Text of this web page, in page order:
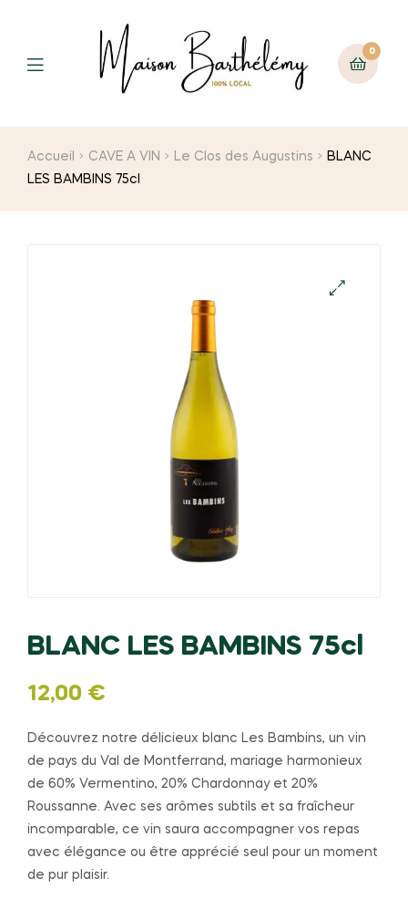
0
Menu
Accueil CAVE A VIN Le Clos des Augustins
BLANC
LES BAMBINS 75cl
BLANC LES BAMBINS 75cl
12,00 €
Découvrez notre délicieux blanc Les Bambins, un vin
de pays du Val de Montferrand, mariage harmonieux
de 60% Vermentino, 20% Chardonnay et 20%
Roussanne. Avec ses arômes subtils et sa fraîcheur
incomparable, ce vin saura accompagner vos repas
avec élégance ou être apprécié seul pour un moment
de pur plaisir.